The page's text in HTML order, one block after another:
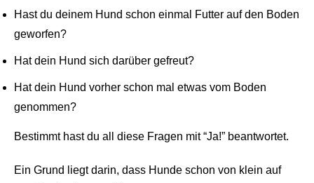
Hast du deinem Hund schon einmal Futter auf den Boden
geworfen?
Hat dein Hund sich darüber gefreut?
Hat dein Hund vorher schon mal etwas vom Boden
genommen?
Bestimmt hast du all diese Fragen mit “Ja!” beantwortet.
Ein Grund liegt darin, dass Hunde schon von klein auf